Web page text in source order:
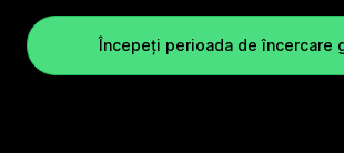
Începeți perioada de încercare